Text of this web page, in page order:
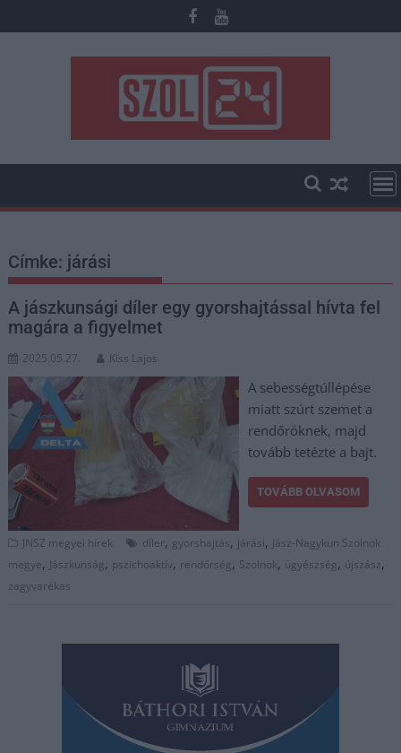
to
Címke: járási
A jászkunsági díler egy gyorshajtással hívta fel
magára a figyelmet
2025.05.27. Kiss Lajos
A sebességtúllépése
miatt szúrt szemet a
rendőröknek, majd
tovább tetézte a bajt.
TOVÁBB OLVASOM
JNSZ megyei hírek díler, gyorshajtás, járási, Jász-Nagykun Szolnok
megye, Jászkunság, pszichoaktív, rendőrség, Szolnok, ügyészség, újszász,
zagyvarékas